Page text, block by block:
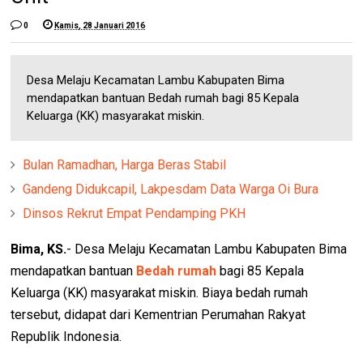
0 Kamis, 28 Januari 2016
Desa Melaju Kecamatan Lambu Kabupaten Bima
mendapatkan bantuan Bedah rumah bagi 85 Kepala
Keluarga (KK) masyarakat miskin.
Bulan Ramadhan, Harga Beras Stabil
Gandeng Didukcapil, Lakpesdam Data Warga Oi Bura
Dinsos Rekrut Empat Pendamping PKH
Bima, KS.- Desa Melaju Kecamatan Lambu Kabupaten Bima
mendapatkan bantuan Bedah rumah bagi 85 Kepala
Keluarga (KK) masyarakat miskin. Biaya bedah rumah
tersebut, didapat dari Kementrian Perumahan Rakyat
Republik Indonesia.